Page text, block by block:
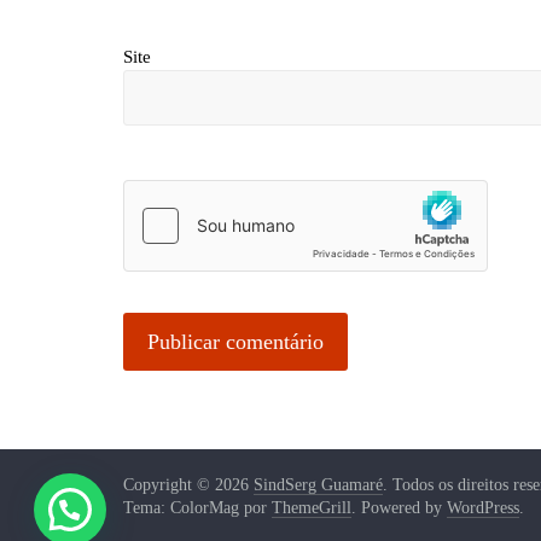
Site
Copyright © 2026 SindSerg Guamaré. Todos os direitos
Tema: ColorMag por ThemeGrill. Powered by WordPress.